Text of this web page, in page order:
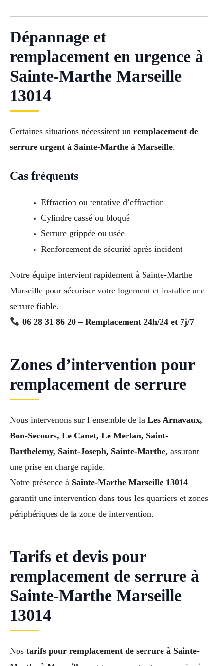
Dépannage et
remplacement en urgence à
Sainte-Marthe Marseille
13014
Certaines situations nécessitent un remplacement de
serrure urgent à Sainte-Marthe à Marseille.
Cas fréquents
Effraction ou tentative d’effraction
Cylindre cassé ou bloqué
Serrure grippée ou usée
Renforcement de sécurité après incident
Notre équipe intervient rapidement à Sainte-Marthe
Marseille pour sécuriser votre logement et installer une
serrure fiable.
06 28 31 86 20 – Remplacement 24h/24 et 7j/7
Zones d’intervention pour
remplacement de serrure
Nous intervenons sur l’ensemble de la Les Arnavaux,
Bon-Secours, Le Canet, Le Merlan, Saint-
Barthelemy, Saint-Joseph, Sainte-Marthe, assurant
une prise en charge rapide.
Notre présence à Sainte-Marthe Marseille 13014
garantit une intervention dans tous les quartiers et zones
périphériques de la zone de intervention.
Tarifs et devis pour
remplacement de serrure à
Sainte-Marthe Marseille
13014
Nos tarifs pour remplacement de serrure à Sainte-